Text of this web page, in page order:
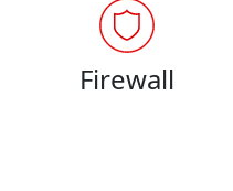
Firewall